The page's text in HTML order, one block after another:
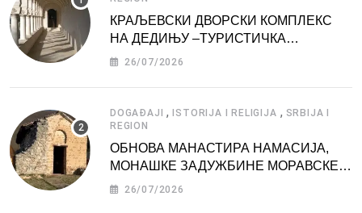
КРАЉЕВСКИ ДВОРСКИ КОМПЛЕКС
НА ДЕДИЊУ –ТУРИСТИЧКА
АТРАКЦИЈА
26/07/2026
DOGAĐAJI , ISTORIJA I RELIGIJA , SRBIJA I
REGION
ОБНОВА МАНАСТИРА НАМАСИЈА,
МОНАШКЕ ЗАДУЖБИНЕ МОРАВСКЕ
СРБИЈЕ
26/07/2026